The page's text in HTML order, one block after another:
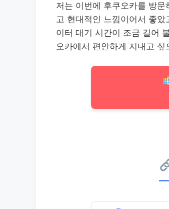
저는 이번에 후쿠오카를 방
고 현대적인 느낌이어서 좋
이터 대기 시간이 조금 길어
오카에서 편안하게 지내고